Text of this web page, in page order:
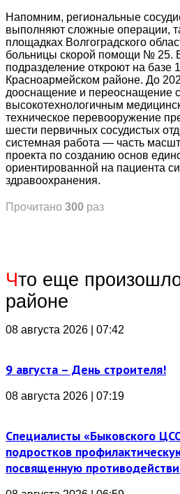
Напомним, региональные
выполняют сложные операции,
площадках Волгоградского
больницы скорой помощи № 25.
подразделение откроют на базе
Красноармейском районе. До
дооснащение и переоснащение
высокотехнологичным
техническое перевооружение
шести первичных сосудистых
системная работа — часть
проекта по созданию основ
ориентированной на пациента
здравоохранения.
Прочитано 300 раз
Что еще
районе
08 августа 2026 | 07:42
9 августа – День строителя!
08 августа 2026 | 07:19
Специалисты «Быковского
подростков
посвященную